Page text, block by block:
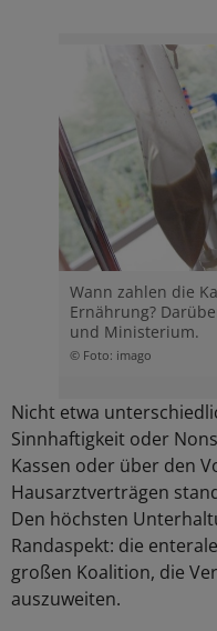
Wann zahlen die
Ernährung?
und Ministerium.
© Foto: imago
Nicht etwa
Sinnhaftigkeit oder
Kassen oder über den
Hausarztverträgen
Den höchsten
Randaspekt: die
großen Koalition, die
auszuweiten.